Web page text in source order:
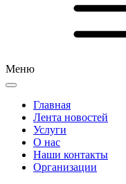
Меню
Главная
Лента новостей
Услуги
О нас
Наши контакты
Организации